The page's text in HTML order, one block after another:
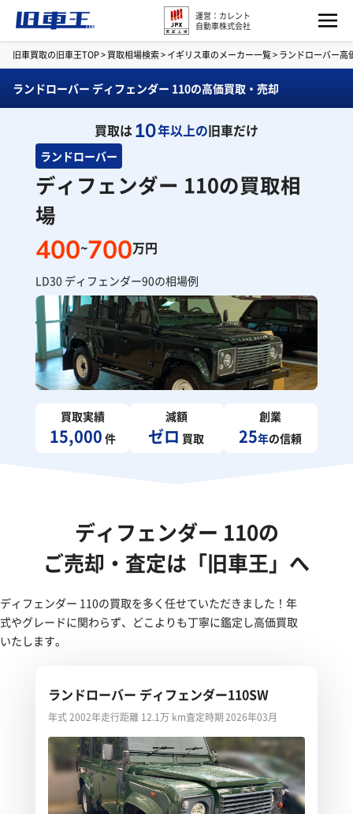
運営：カレント
自動車株式会社
旧車買取の旧車王TOP>買取相場検索>イギリス車のメーカー一覧>ランドローバー高
ランドローバー ディフェンダー 110の高価買取・売却
買取は10年以上の旧車だけ
ランドローバー
ディフェンダー 110の買取相
場
400~700万円
LD30 ディフェンダー90の相場例
買取実績
15,000 件
減額
ゼロ 買取
創業
25年の信頼
ディフェンダー 110の
ご売却・査定は「旧車王」へ
ディフェンダー 110の買取を多く任せていただきました！年
式やグレードに関わらず、どこよりも丁寧に鑑定し高価買取
いたします。
ランドローバー ディフェンダー110SW
年式 2002年走行距離 12.1万 km査定時期 2026年03月